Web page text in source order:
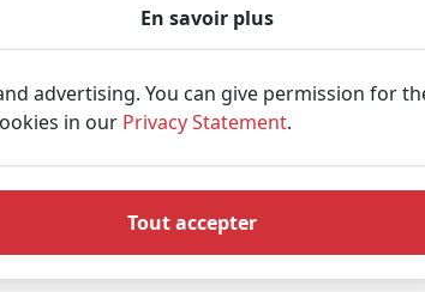
En savoir plus
advertising. You can give permission for
in our Privacy Statement.
Tout accepter